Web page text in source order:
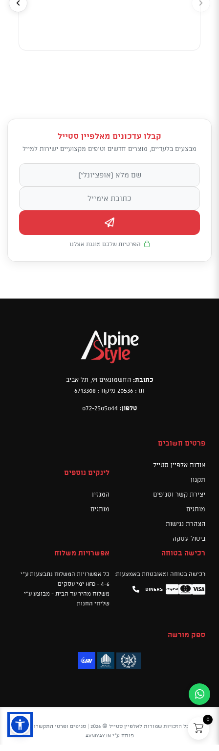
קבלו עדכונים מאלפיין סטייל
מבצעים בלעדיים, מוצרים חדשים וטיפים מקצועיים ישירות למייל
הפרטיות שלכם מוגנת אצלנו
כתובת: החשמונאים 91, תל אביב
תד: 20536 מיקוד: 6713308
טלפון: 072-2505044
פרטים חשובים
אודות אלפיין סטייל
תקנון
יצירת קשר וסניפים
מותגים
הצהרת נגישות
ביטול עסקה
לינקים נוספים
המגזין
מותגים
רכישה בטוחה
רכישה בטוחה ומאובטחת באמצעות:
Visa
Mastercard
PayPal
Diners
אפשרויות משלוח
כל אפשרויות המשלוח נתבצעות ע"י
HFD - 4-6 ימי עסקים
משלוח מהיר עד הבית - מבוצע ע"י
שליחי החנות
ספק מורשה
כל הזכויות שמורות לאלפיין סטייל © 2026 |
סניפים ופרטי התקשרות
פותח ע"יavniyay.in
0